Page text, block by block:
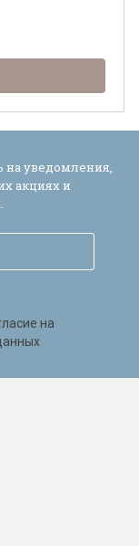
и
на уведомления,
акциях и
на